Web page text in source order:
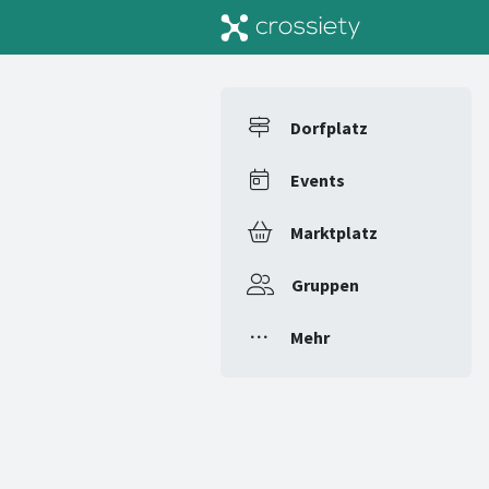
Dorfplatz
Events
Marktplatz
Gruppen
Mehr